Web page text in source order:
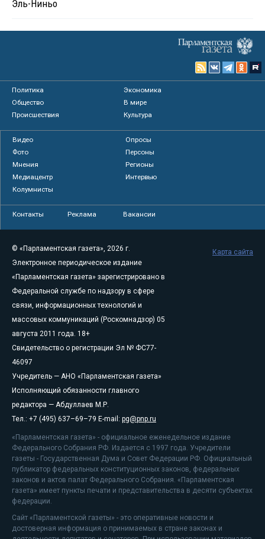
Эль-Ниньо
Политика
Экономика
Общество
В мире
Происшествия
Культура
Видео
Опросы
Фото
Персоны
Мнения
Регионы
Медиацентр
Интервью
Колумнисты
Контакты Реклама Вакансии
© «Парламентская газета», 2026 г.
Электронное периодическое издание
«Парламентская газета» зарегистрировано в
Федеральной службе по надзору в сфере
связи, информационных технологий и
массовых коммуникаций (Роскомнадзор) 05
августа 2011 года. 18+
Свидетельство о регистрации Эл № ФС77-
46097
Учредитель — АНО «Парламентская газета»
Исполняющий обязанности главного
редактора — Абдуллаев М.Р.
Тел.: +7 (495) 637–69–79 E-mail: pg@pnp.ru
«Парламентская газета» - официальное еженедельное издание
Федерального Собрания РФ. Издается с 1997 года. Учредители
газеты - Государственная Дума и Совет Федерации РФ. Официальный
публикатор федеральных конституционных законов, федеральных
законов и актов палат Федерального Собрания. «Парламентская
газета» имеет пункты печати и представительства в десяти субъектах
федерации.
Сайт «Парламентской газеты» - это оперативные новости и
достоверная информация о принимаемых в стране законах и
Карта сайта